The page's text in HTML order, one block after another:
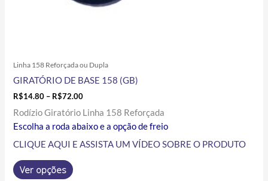
Linha 158 Reforçada ou Dupla
GIRATÓRIO DE BASE 158 (GB)
R$14.80 – R$72.00
Rodízio Giratório Linha 158 Reforçada
Escolha a roda abaixo e a opção de freio
CLIQUE AQUI E ASSISTA UM VÍDEO SOBRE O PRODUTO
Ver opções